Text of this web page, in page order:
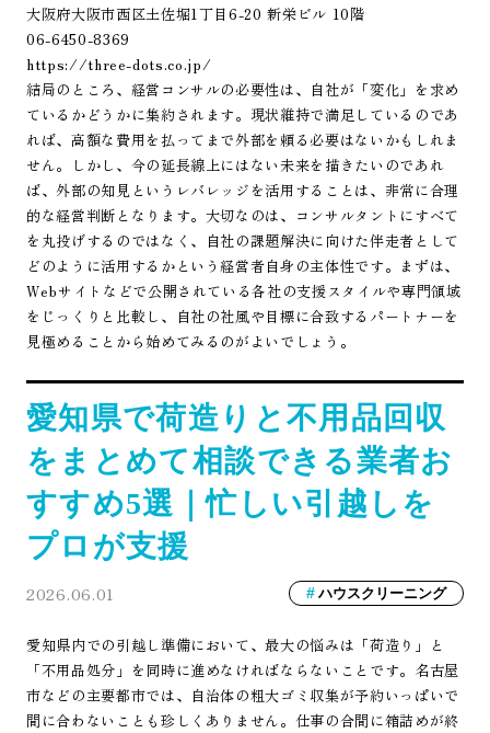
大阪府大阪市西区土佐堀1丁目6-20 新栄ビル 10階
06-6450-8369
https://three-dots.co.jp/
結局のところ、経営コンサルの必要性は、自社が「変化」を求め
ているかどうかに集約されます。現状維持で満足しているのであ
れば、高額な費用を払ってまで外部を頼る必要はないかもしれま
せん。しかし、今の延長線上にはない未来を描きたいのであれ
ば、外部の知見というレバレッジを活用することは、非常に合理
的な経営判断となります。大切なのは、コンサルタントにすべて
を丸投げするのではなく、自社の課題解決に向けた伴走者として
どのように活用するかという経営者自身の主体性です。まずは、
Webサイトなどで公開されている各社の支援スタイルや専門領域
をじっくりと比較し、自社の社風や目標に合致するパートナーを
見極めることから始めてみるのがよいでしょう。
愛知県で荷造りと不用品回収
をまとめて相談できる業者お
すすめ5選｜忙しい引越しを
プロが支援
2026.06.01 ハウスクリーニング
愛知県内での引越し準備において、最大の悩みは「荷造り」と
「不用品処分」を同時に進めなければならないことです。名古屋
市などの主要都市では、自治体の粗大ゴミ収集が予約いっぱいで
間に合わないことも珍しくありません。仕事の合間に箱詰めが終